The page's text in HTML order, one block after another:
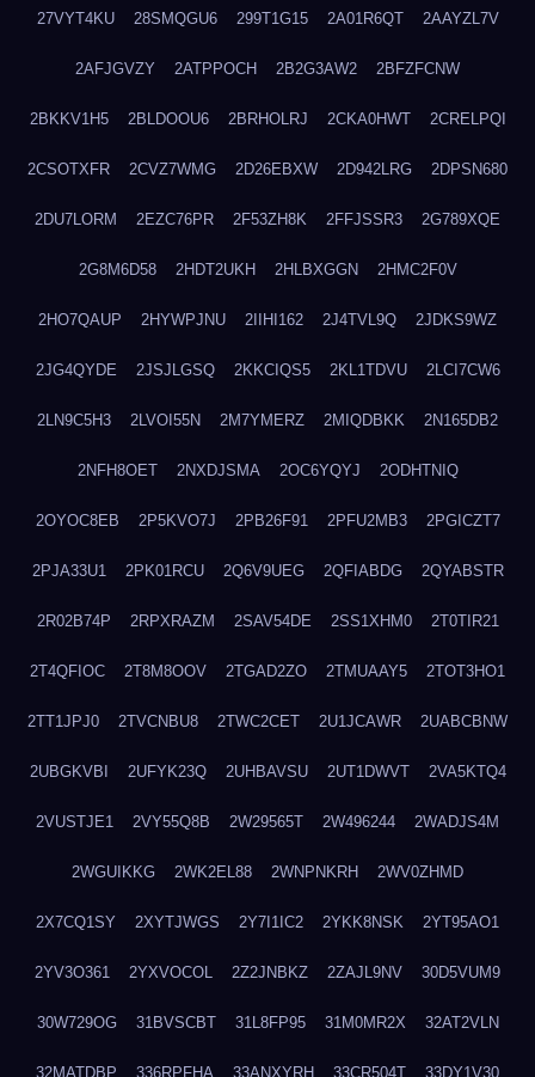
27VYT4KU 28SMQGU6 299T1G15 2A01R6QT 2AAYZL7V
2AFJGVZY 2ATPPOCH 2B2G3AW2 2BFZFCNW
2BKKV1H5 2BLDOOU6 2BRHOLRJ 2CKA0HWT 2CRELPQI
2CSOTXFR 2CVZ7WMG 2D26EBXW 2D942LRG 2DPSN680
2DU7LORM 2EZC76PR 2F53ZH8K 2FFJSSR3 2G789XQE
2G8M6D58 2HDT2UKH 2HLBXGGN 2HMC2F0V
2HO7QAUP 2HYWPJNU 2IIHI162 2J4TVL9Q 2JDKS9WZ
2JG4QYDE 2JSJLGSQ 2KKCIQS5 2KL1TDVU 2LCI7CW6
2LN9C5H3 2LVOI55N 2M7YMERZ 2MIQDBKK 2N165DB2
2NFH8OET 2NXDJSMA 2OC6YQYJ 2ODHTNIQ
2OYOC8EB 2P5KVO7J 2PB26F91 2PFU2MB3 2PGICZT7
2PJA33U1 2PK01RCU 2Q6V9UEG 2QFIABDG 2QYABSTR
2R02B74P 2RPXRAZM 2SAV54DE 2SS1XHM0 2T0TIR21
2T4QFIOC 2T8M8OOV 2TGAD2ZO 2TMUAAY5 2TOT3HO1
2TT1JPJ0 2TVCNBU8 2TWC2CET 2U1JCAWR 2UABCBNW
2UBGKVBI 2UFYK23Q 2UHBAVSU 2UT1DWVT 2VA5KTQ4
2VUSTJE1 2VY55Q8B 2W29565T 2W496244 2WADJS4M
2WGUIKKG 2WK2EL88 2WNPNKRH 2WV0ZHMD
2X7CQ1SY 2XYTJWGS 2Y7I1IC2 2YKK8NSK 2YT95AO1
2YV3O361 2YXVOCOL 2Z2JNBKZ 2ZAJL9NV 30D5VUM9
30W729OG 31BVSCBT 31L8FP95 31M0MR2X 32AT2VLN
32MATDBP 336RPFHA 33ANXYRH 33CR504T 33DY1V30